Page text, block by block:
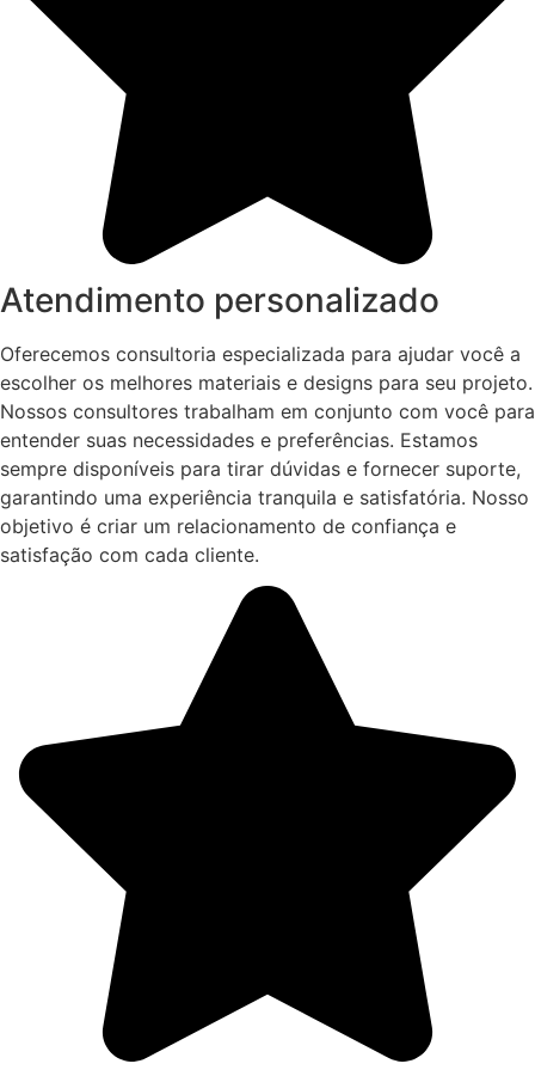
Atendimento personalizado
Oferecemos consultoria especializada para ajudar você a
escolher os melhores materiais e designs para seu projeto.
Nossos consultores trabalham em conjunto com você para
entender suas necessidades e preferências. Estamos
sempre disponíveis para tirar dúvidas e fornecer suporte,
garantindo uma experiência tranquila e satisfatória. Nosso
objetivo é criar um relacionamento de confiança e
satisfação com cada cliente.